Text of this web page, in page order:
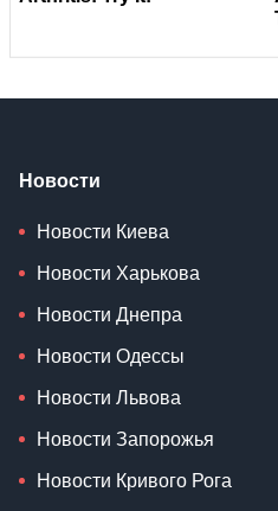
Новости
Новости Киева
Новости Харькова
Новости Днепра
Новости Одессы
Новости Львова
Новости Запорожья
Новости Кривого Рога